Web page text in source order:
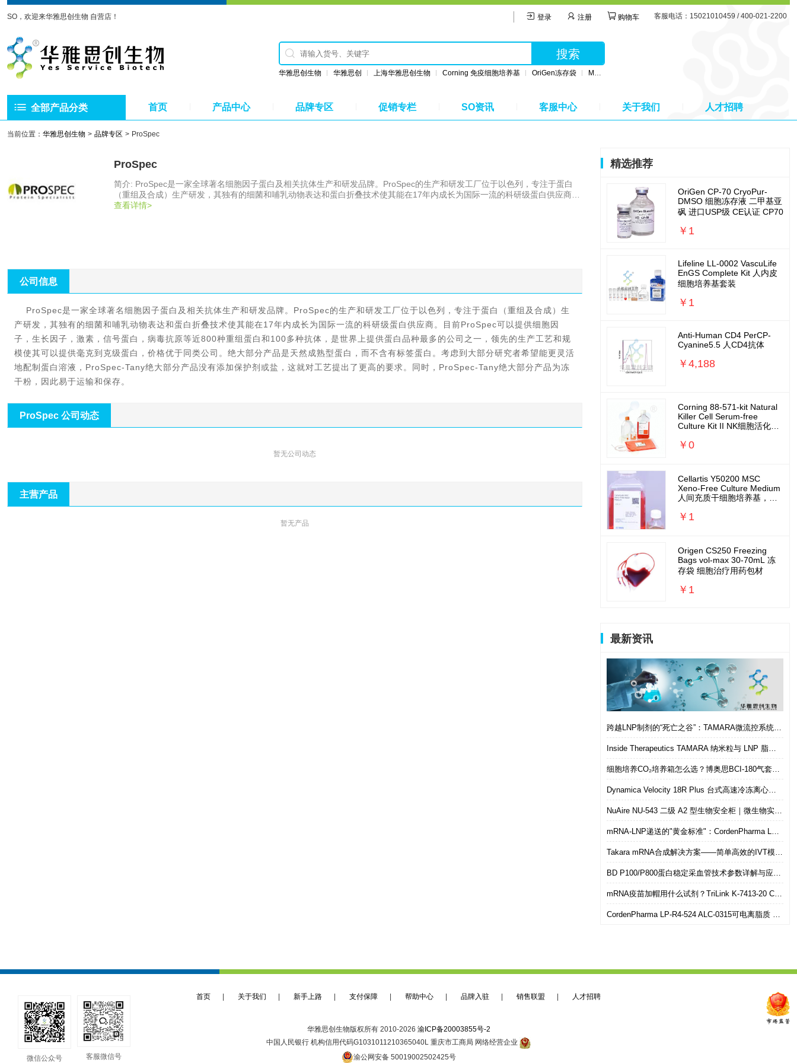
SO，欢迎来华雅思创生物 自营店！ 登录 注册 购物车 客服电话：15021010459 / 400-021-2200
搜索
华雅思创生物 华雅思创 上海华雅思创生物 Corning 免疫细胞培养基 OriGen冻存袋 MSC无血清培养基
全部产品分类 首页 产品中心 品牌专区 促销专栏 SO资讯 客服中心 关于我们 人才招聘
当前位置： 华雅思创生物 品牌专区 ProSpec
ProSpec
简介: ProSpec是一家全球著名细胞因子蛋白及相关抗体生产和研发品牌。ProSpec的生产和研发工厂位于以色列，专注于蛋白
（重组及合成）生产研发，其独有的细菌和哺乳动物表达和蛋白折叠技术使其能在17年内成长为国际一流的科研级蛋白供应商。
目前ProSpec可以提供细胞因子，生长因子，激素，信号蛋白，病毒抗原等近800种重组蛋白和100多种抗体，是世界上提供蛋白
查看详情>
公司信息
产研发，其独有的细菌和哺乳动物表达和蛋白折叠技术使其能在17年内成长为国际一流的科研级蛋白供应商。目前ProSpec可以提供细胞因
子，生长因子，激素，信号蛋白，病毒抗原等近800种重组蛋白和100多种抗体，是世界上提供蛋白品种最多的公司之一，领先的生产工艺和规
模使其可以提供毫克到克级蛋白，价格优于同类公司。绝大部分产品是天然成熟型蛋白，而不含有标签蛋白。考虑到大部分研究者希望能更灵活
地配制蛋白溶液，ProSpec-Tany绝大部分产品没有添加保护剂或盐，这就对工艺提出了更高的要求。同时，ProSpec-Tany绝大部分产品为冻
干粉，因此易于运输和保存。
ProSpec 公司动态
暂无公司动态
主营产品
暂无产品
精选推荐
OriGen CP-70 CryoPur-
DMSO 细胞冻存液 二甲基亚
砜 进口USP级 CE认证 CP70
￥1
Lifeline LL-0002 VascuLife
EnGS Complete Kit 人内皮
细胞培养基套装
￥1
Anti-Human CD4 PerCP-
Cyanine5.5 人CD4抗体
￥4,188
Corning 88-571-kit Natural
Killer Cell Serum-free
Culture Kit II NK细胞活化扩
￥0
Cellartis Y50200 MSC
Xeno-Free Culture Medium
人间充质干细胞培养基，无
￥1
Origen CS250 Freezing
Bags vol-max 30-70mL 冻
存袋 细胞治疗用药包材
￥1
最新资讯
跨越LNP制剂的“死亡之谷”：TAMARA微流控系统如何实现从筛选到体内的无缝衔接
Inside Therapeutics TAMARA 纳米粒与 LNP 脂质纳米粒递送制剂系统 微流控 LNP 制备平台
细胞培养CO₂培养箱怎么选？博奥思BCI-180气套式培养箱 进口替代优选
Dynamica Velocity 18R Plus 台式高速冷冻离心机｜多样本通量生物分离优选设备
NuAire NU-543 二级 A2 型生物安全柜｜微生物实验室安全操作优选设备
mRNA-LNP递送的"黄金标准"：CordenPharma LP-R4-524（ALC-0315）可电离脂质技术解析
Takara mRNA合成解决方案——简单高效的IVT模板制备
BD P100/P800蛋白稳定采血管技术参数详解与应用选型指南
mRNA疫苗加帽用什么试剂？TriLink K-7413-20 CleanCap共转录加帽 华雅思创现货直发
CordenPharma LP-R4-524 ALC-0315可电离脂质 mRNA-LNP递送专用 华雅思创现货供应
首页 关于我们 新手上路 支付保障 帮助中心 品牌入驻 销售联盟 人才招聘
华雅思创生物版权所有 2010-2026 渝ICP备20003855号-2
中国人民银行 机构信用代码G1031011210365040L 重庆市工商局 网络经营企业
渝公网安备 50019002502425号
微信公众号 客服微信号